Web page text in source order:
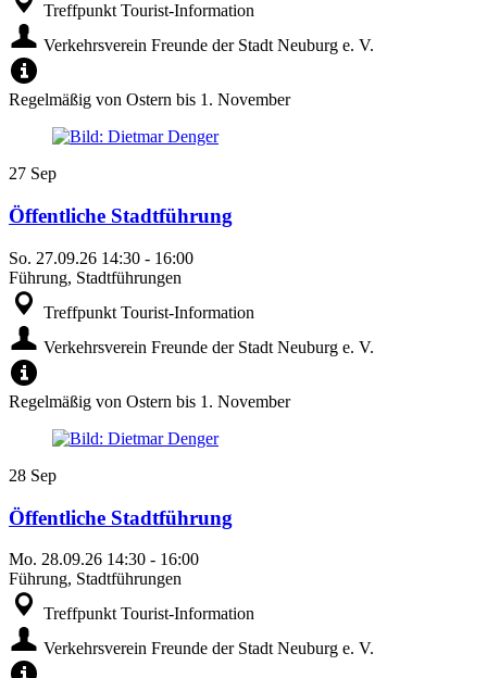
Treffpunkt Tourist-Information
Verkehrsverein Freunde der Stadt Neuburg e. V.
Regelmäßig von Ostern bis 1. November
27 Sep
Öffentliche Stadtführung
So. 27.09.26 14:30 - 16:00
Führung, Stadtführungen
Treffpunkt Tourist-Information
Verkehrsverein Freunde der Stadt Neuburg e. V.
Regelmäßig von Ostern bis 1. November
28 Sep
Öffentliche Stadtführung
Mo. 28.09.26 14:30 - 16:00
Führung, Stadtführungen
Treffpunkt Tourist-Information
Verkehrsverein Freunde der Stadt Neuburg e. V.